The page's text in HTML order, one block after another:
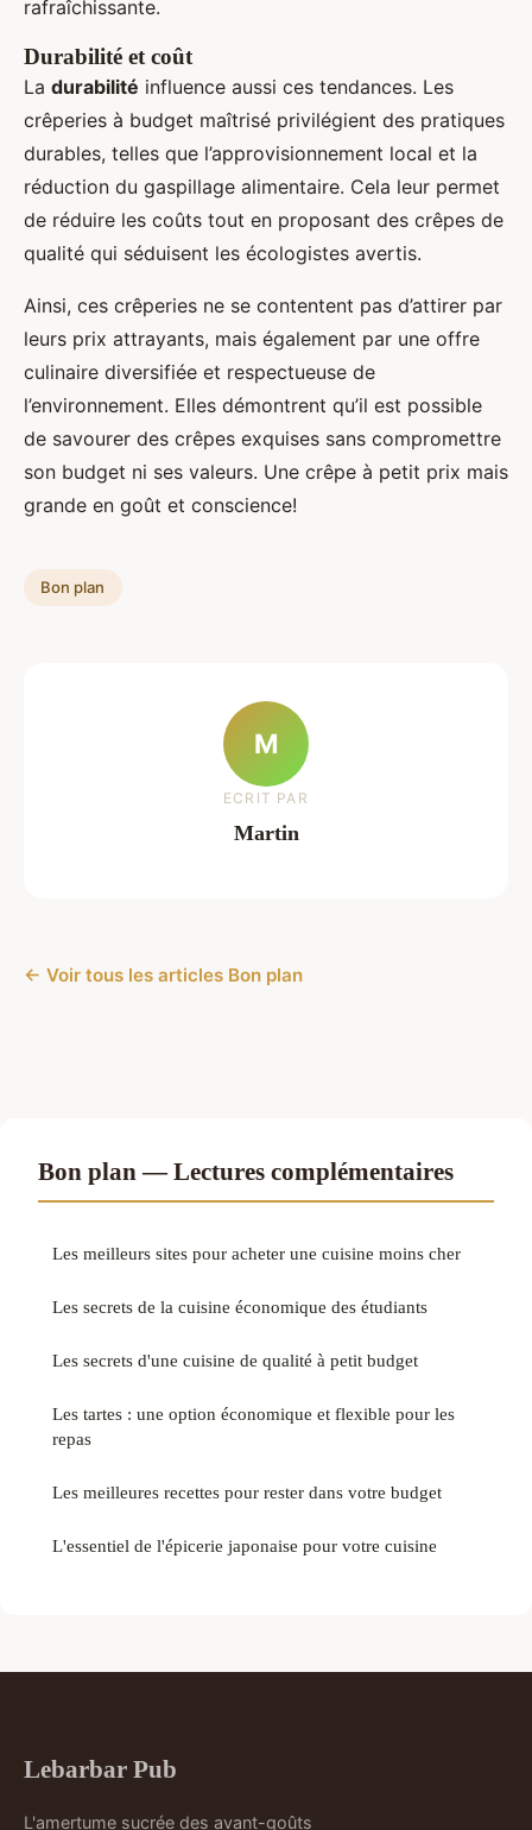
rafraîchissante.
Durabilité et coût
La durabilité influence aussi ces tendances. Les
crêperies à budget maîtrisé privilégient des pratiques
durables, telles que l’approvisionnement local et la
réduction du gaspillage alimentaire. Cela leur permet
de réduire les coûts tout en proposant des crêpes de
qualité qui séduisent les écologistes avertis.
Ainsi, ces crêperies ne se contentent pas d’attirer par
leurs prix attrayants, mais également par une offre
culinaire diversifiée et respectueuse de
l’environnement. Elles démontrent qu’il est possible
de savourer des crêpes exquises sans compromettre
son budget ni ses valeurs. Une crêpe à petit prix mais
grande en goût et conscience!
Bon plan
M
ECRIT PAR
Martin
← Voir tous les articles Bon plan
Bon plan — Lectures complémentaires
Les meilleurs sites pour acheter une cuisine moins cher
Les secrets de la cuisine économique des étudiants
Les secrets d'une cuisine de qualité à petit budget
Les tartes : une option économique et flexible pour les
repas
Les meilleures recettes pour rester dans votre budget
L'essentiel de l'épicerie japonaise pour votre cuisine
Lebarbar Pub
L'amertume sucrée des avant-goûts